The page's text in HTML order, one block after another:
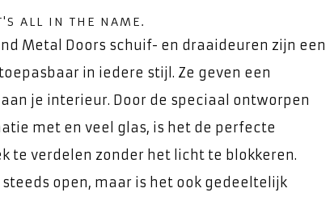
ALL IN THE NAME.
Metal Doors schuif- en draaideuren zijn een
in iedere stijl. Ze geven een
je interieur. Door de speciaal ontworpen
met en veel glas, is het de perfecte
te verdelen zonder het licht te blokkeren.
open, maar is het ook gedeeltelijk